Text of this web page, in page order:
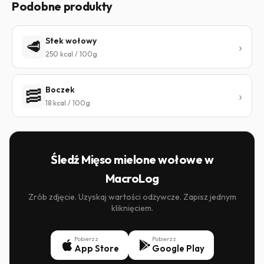
Podobne produkty
🥩 Stek wołowy
250 kcal / 100g
🥓 Boczek
18 kcal / 100g
Śledź Mięso mielone wołowe w
MacroLog
Zrób zdjęcie. Uzyskaj wartości odżywcze. Zapisz jednym
kliknięciem.
Pobierz z
App Store
Pobierz z
Google Play